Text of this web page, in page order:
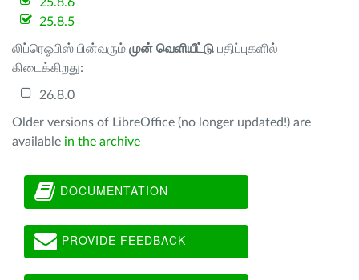
25.8.5
லிப்ரெஓபிஸ் பின்வரும் முன் வெளியீட்டு பதிப்புகளில்
கிடைக்கிறது:
26.8.0
Older versions of LibreOffice (no longer updated!) are
available in the archive
DOCUMENTATION
PROVIDE FEEDBACK